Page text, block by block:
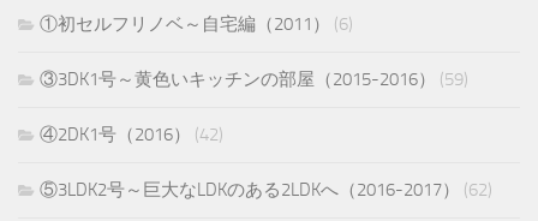
①初セルフリノベ～自宅編（2011） (6)
③3DK1号～黄色いキッチンの部屋（2015-2016） (59)
④2DK1号（2016） (42)
⑤3LDK2号～巨大なLDKのある2LDKへ（2016-2017） (62)